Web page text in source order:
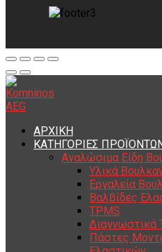
ΑΡΧΙΚΗ
ΚΑΤΗΓΟΡΙΕΣ
Αναλώσιμα Είδη
Υλικά
Εργαλεία
Βαλβίδες
TPMS
Διαγνωστικά
Πάστες